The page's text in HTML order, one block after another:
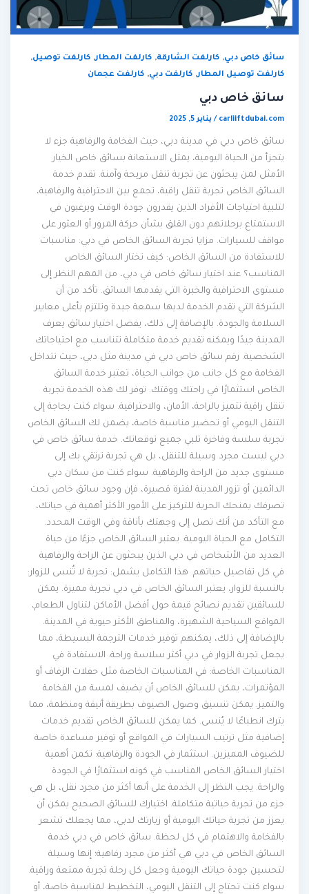
سائق خاص دبي,كارلفت الشارقة,كارلفت المطار,كارلفت توصيل,
كارلفت توصيل المطار,كارلفت دبي,كارلفت عجمان
سائق خاص دبي
carliiftdubai.com
/يناير 5, 2025
سائق خاص دبي في مدينة دبي، حيث الفخامة والرفاهية جزء لا
يتجزأ من الحياة اليومية، يمثل الاستعانة بسائق خاص الخيار
الأمثل لمن يبحثون عن تجربة تنقل مريحة وآمنة. تقدم خدمة
السائق الخاص تجربة تنقل راقية، تجمع بين الاحترافية والرفاهية،
لتلبية احتياجات الأفراد الذين يقدرون جودة الوقت ويرغبون في
الاستمتاع برحلاتهم دون القلق بشأن حركة المرور أو العثور على
مواقف للسيارات. مزايا تجربة السائق الخاص في دبي: مناسبات
للاستفادة من السائق الخاص: كيف تختار السائق الخاص
المناسب؟ عند اختيار سائق خاص في دبي، من المهم النظر إلى
مستوى الاحترافية والخبرة التي يقدمها السائق. تأكد من أن
الشركة التي تقدم الخدمة لديها سمعة جيدة وتلتزم بأعلى معايير
السلامة والجودة. بالإضافة إلى ذلك، يفضل اختيار سائق يعرف
المدينة جيدًا ويمكنه تقديم خدمة متكاملة تتناسب مع احتياجاتك
الشخصية. رقم سائق خاص دبي في مدينة مثل دبي، حيث تتداخل
الفخامة مع كل جانب من جوانب الحياة، تعتبر خدمة السائق
الخاص استثمارًا في راحتك ووقتك. توفر لك هذه الخدمة تجربة
تنقل راقية تتميز بالراحة، الأمان، والاحترافية. سواء كنت بحاجة إلى
التنقل اليومي أو تحضير مناسبة خاصة، يضمن لك السائق الخاص
تجربة سلسة وفاخرة تلبي جميع توقعاتك. خدمة سائق خاص في
دبي ليست مجرد وسيلة للتنقل، بل هي تجربة ترتقي بك إلى
مستوى جديد من الراحة والرفاهية. سواء كنت من سكان دبي
الدائمين أو تزور المدينة لفترة قصيرة، فإن وجود سائق خاص تحت
تصرفك يمنحك الحرية للتركيز على الأمور الأكثر أهمية في حياتك،
مع التأكد من أنك تصل إلى وجهتك بأناقة وفي الوقت المحدد.
التكامل مع الحياة اليومية: يعتبر السائق الخاص جزءًا من حياة
العديد من الأشخاص في دبي الذين يبحثون عن الراحة والرفاهية
في كل تفاصيل حياتهم. هذا التكامل يشمل: تجربة لا تُنسى للزوار:
بالنسبة للزوار، يعتبر السائق الخاص في دبي تجربة مميزة. يمكن
للسائقين تقديم نصائح قيمة حول أفضل الأماكن لتناول الطعام،
المواقع السياحية الشهيرة، والمناطق الأكثر حيوية في المدينة.
بالإضافة إلى ذلك، يمكنهم توفير خدمات الترجمة البسيطة، مما
يجعل تجربة الزوار في دبي أكثر سلاسة وراحة. الاستفادة في
المناسبات الخاصة: في المناسبات الخاصة مثل حفلات الزفاف أو
المؤتمرات، يمكن للسائق الخاص أن يضيف لمسة من الفخامة
والتميز. يمكن تنسيق وصول الضيوف بطريقة أنيقة ومنظمة، مما
يترك انطباعًا لا يُنسى. كما يمكن للسائق الخاص تقديم خدمات
إضافية مثل ترتيب السيارات في المواقع أو توفير مساعدة خاصة
للضيوف المميزين. استثمار في الجودة والرفاهية: تكمن أهمية
اختيار السائق الخاص المناسب في كونه استثمارًا في الجودة
والراحة. يجب النظر إلى الخدمة على أنها أكثر من مجرد نقل، بل هي
جزء من تجربة حياتية متكاملة. اختيارك للسائق الصحيح يمكن أن
يعزز من تجربة حياتك اليومية أو زيارتك لدبي، مما يجعلك تشعر
بالفخامة والاهتمام في كل لحظة. سائق خاص في دبي خدمة
السائق الخاص في دبي هي أكثر من مجرد رفاهية؛ إنها وسيلة
لتحسين جودة حياتك اليومية وجعل كل رحلة تجربة ممتعة وراقية.
سواء كنت تحتاج إلى التنقل اليومي، التخطيط لمناسبة خاصة، أو